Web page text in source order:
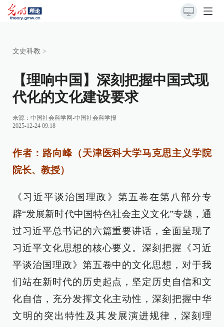
文史科教 >
【理响中国】深刻把握中国式现
代化的文化建设要求
来源： 中国社会科学网-中国社会科学报
2025-12-24 09:18
作者：路向峰（天津医科大学马克思主义学院
院长、教授）
《习近平谈治国理政》第五卷在第八部分专
辟“发展新时代中国特色社会主义文化”专题，通
过习近平总书记的六篇重要讲话，全面呈现了
习近平文化思想的核心要义。深刻把握《习近
平谈治国理政》第五卷中的文化思想，对于我
们站在新时代的历史起点，坚定历史自信和文
化自信，充分发挥文化主动性，深刻把握中华
文明的突出特性及其发展演进规律，深刻理